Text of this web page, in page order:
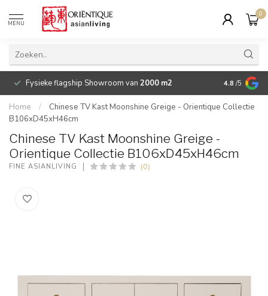
MENU
0
Fysieke flagship Showroom van 2000 m2 Betaalbare
4.8 /5
Home /
Chinese TV Kast Moonshine Greige - Orientique Collectie
B106xD45xH46cm
Chinese TV Kast Moonshine Greige -
Orientique Collectie B106xD45xH46cm
FINE ASIANLIVING (0)